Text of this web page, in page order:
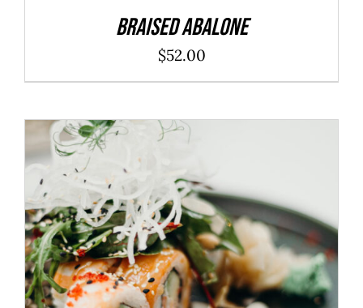
Braised Abalone
$52.00
SELECT OPTIONS / DÉTAILS